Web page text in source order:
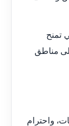
تمنح
مناطق
واحترام